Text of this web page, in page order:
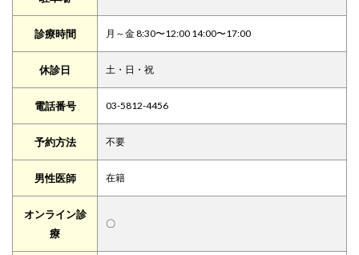
診療時間 月～金 8:30〜12:00 14:00〜17:00
休診日 土・日・祝
電話番号 03-5812-4456
予約方法 不要
男性医師 在籍
オンライン診
療
〇